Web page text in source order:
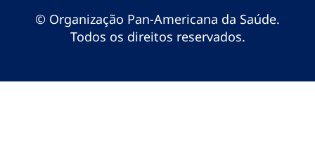
© Organização Pan-Americana da Saúde.
Todos os direitos reservados.